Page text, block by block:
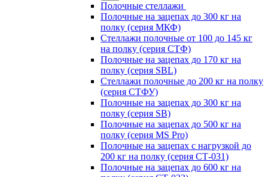
Полочные стеллажи
Полочные на зацепах до 300 кг на
полку (серия МКФ)
Стеллажи полочные от 100 до 145 кг
на полку (серия СТФ)
Полочные на зацепах до 170 кг на
полку (серия SBL)
Стеллажи полочные до 200 кг на полку
(серия СТФУ)
Полочные на зацепах до 300 кг на
полку (серия SB)
Полочные на зацепах до 500 кг на
полку (серия MS Pro)
Полочные на зацепах с нагрузкой до
200 кг на полку (серия СТ-031)
Полочные на зацепах до 600 кг на